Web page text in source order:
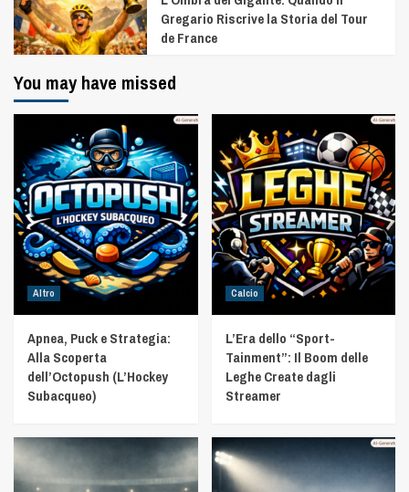
Gregario Riscrive la Storia del Tour
de France
You may have missed
Altro
Apnea, Puck e Strategia:
Alla Scoperta
dell’Octopush (L’Hockey
Subacqueo)
Calcio
L’Era dello “Sport-
Tainment”: Il Boom delle
Leghe Create dagli
Streamer